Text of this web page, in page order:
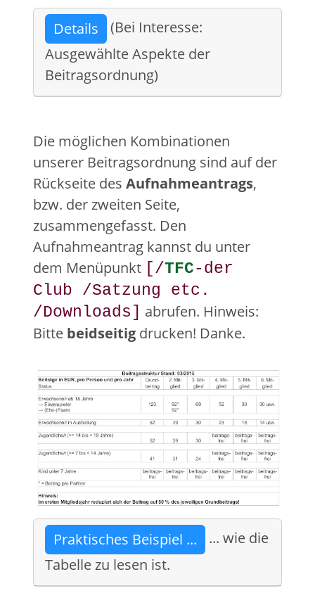
Details
(Bei Interesse:
Ausgewählte Aspekte der
Beitragsordnung)
Die möglichen Kombinationen
unserer Beitragsordnung sind auf der
Rückseite des Aufnahmeantrags,
bzw. der zweiten Seite,
zusammengefasst. Den
Aufnahmeantrag kannst du unter
dem Menüpunkt [/TFC-der
Club /Satzung etc.
/Downloads] abrufen. Hinweis:
Bitte beidseitigdrucken! Danke.
Praktisches Beispiel ...
... wie die
Tabelle zu lesen ist.